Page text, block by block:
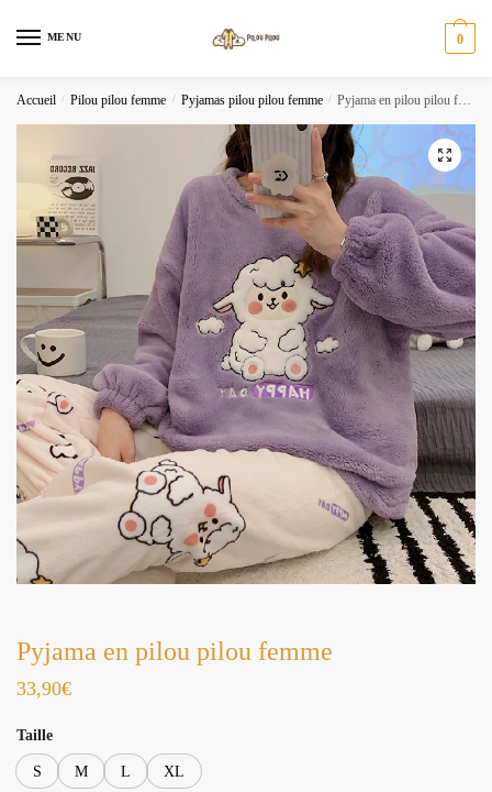
MENU 0
Accueil / Pilou pilou femme / Pyjamas pilou pilou femme / Pyjama en pilou pilou femme
Pyjama en pilou pilou femme
33,90€
Taille
S M L XL